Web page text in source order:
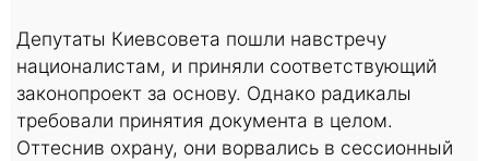
Депутаты Киевсовета пошли навстречу
националистам, и приняли соответствующий
законопроект за основу. Однако радикалы
требовали принятия документа в целом.
Оттеснив охрану, они ворвались в сессионный